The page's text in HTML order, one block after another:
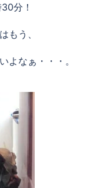
分！
もう、
よなぁ・・・。